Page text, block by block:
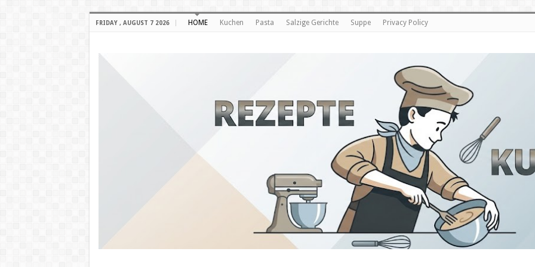
FRIDAY , AUGUST 7 2026 HOME Kuchen Pasta Salzige Gerichte Suppe Privacy Policy